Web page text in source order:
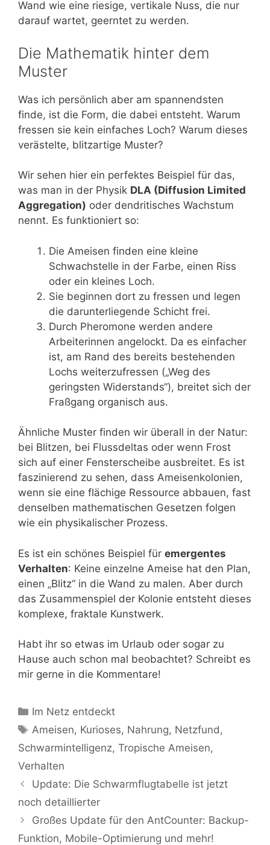
Wand wie eine riesige, vertikale Nuss, die nur
darauf wartet, geerntet zu werden.
Die Mathematik hinter dem
Muster
Was ich persönlich aber am spannendsten
finde, ist die Form, die dabei entsteht. Warum
fressen sie kein einfaches Loch? Warum dieses
verästelte, blitzartige Muster?
Wir sehen hier ein perfektes Beispiel für das,
was man in der Physik DLA (Diffusion Limited
Aggregation) oder dendritisches Wachstum
nennt. Es funktioniert so:
Die Ameisen finden eine kleine
Schwachstelle in der Farbe, einen Riss
oder ein kleines Loch.
Sie beginnen dort zu fressen und legen
die darunterliegende Schicht frei.
Durch Pheromone werden andere
Arbeiterinnen angelockt. Da es einfacher
ist, am Rand des bereits bestehenden
Lochs weiterzufressen („Weg des
geringsten Widerstands“), breitet sich der
Fraßgang organisch aus.
Ähnliche Muster finden wir überall in der Natur:
bei Blitzen, bei Flussdeltas oder wenn Frost
sich auf einer Fensterscheibe ausbreitet. Es ist
faszinierend zu sehen, dass Ameisenkolonien,
wenn sie eine flächige Ressource abbauen, fast
denselben mathematischen Gesetzen folgen
wie ein physikalischer Prozess.
Es ist ein schönes Beispiel für emergentes
Verhalten: Keine einzelne Ameise hat den Plan,
einen „Blitz“ in die Wand zu malen. Aber durch
das Zusammenspiel der Kolonie entsteht dieses
komplexe, fraktale Kunstwerk.
Habt ihr so etwas im Urlaub oder sogar zu
Hause auch schon mal beobachtet? Schreibt es
mir gerne in die Kommentare!
Kategorien
Im Netz entdeckt
Schlagwörter
Ameisen, Kurioses, Nahrung, Netzfund,
Schwarmintelligenz, Tropische Ameisen,
Verhalten
Update: Die Schwarmflugtabelle ist jetzt
noch detaillierter
Großes Update für den AntCounter: Backup-
Funktion, Mobile-Optimierung und mehr!